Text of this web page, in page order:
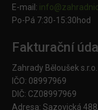
E-mail:
Po-Pá 7:30-15:30hod
Fakturační
Zahrady Běloušek s.r.o.
IČO: 08997969
DIČ: CZ08997969
Adresa: Sazovická